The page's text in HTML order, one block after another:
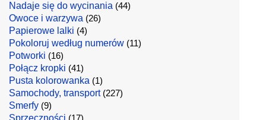
Nadaje się do wycinania (44)
Owoce i warzywa (26)
Papierowe lalki (4)
Pokoloruj według numerów (11)
Potworki (16)
Połącz kropki (41)
Pusta kolorowanka (1)
Samochody, transport(227)
Smerfy (9)
Sprzeczności (17)